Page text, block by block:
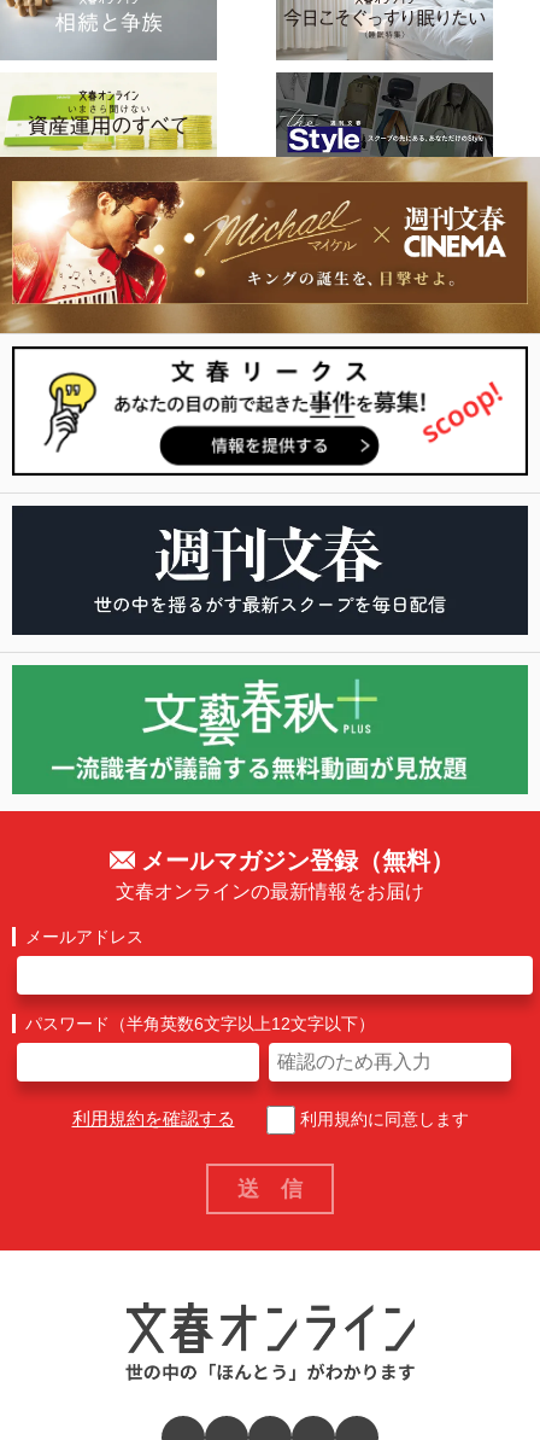
メールマガジン登録（無料）
文春オンラインの最新情報をお届け
メールアドレス
パスワード（半角英数6文字以上12文字以下）
利用規約を確認する 利用規約に同意します